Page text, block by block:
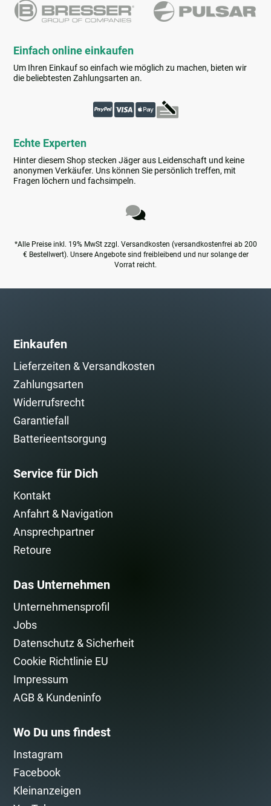
Einfach online einkaufen
Um Ihren Einkauf so einfach wie möglich zu machen, bieten wir
die beliebtesten Zahlungsarten an.
Echte Experten
Hinter diesem Shop stecken Jäger aus Leidenschaft und keine
anonymen Verkäufer. Uns können Sie persönlich treffen, mit
Fragen löchern und fachsimpeln.
*Alle Preise inkl. 19% MwSt zzgl. Versandkosten (versandkostenfrei ab 200
€ Bestellwert). Unsere Angebote sind freibleibend und nur solange der
Vorrat reicht.
Einkaufen
Lieferzeiten & Versandkosten
Zahlungsarten
Widerrufsrecht
Garantiefall
Batterieentsorgung
Service für Dich
Kontakt
Anfahrt & Navigation
Ansprechpartner
Retoure
Das Unternehmen
Unternehmensprofil
Jobs
Datenschutz & Sicherheit
Cookie Richtlinie EU
Impressum
AGB & Kundeninfo
Wo Du uns findest
Instagram
Facebook
Kleinanzeigen